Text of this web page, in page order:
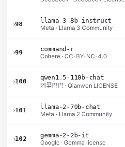
›98
llama-3-8b-instruct
Meta · Llama 3 Community
›99
command-r
Cohere · CC-BY-NC-4.0
›100
qwen1.5-110b-chat
阿里巴巴 · Qianwen LICENSE
›101
llama-2-70b-chat
Meta · Llama 2 Community
›102
gemma-2-2b-it
Google · Gemma license